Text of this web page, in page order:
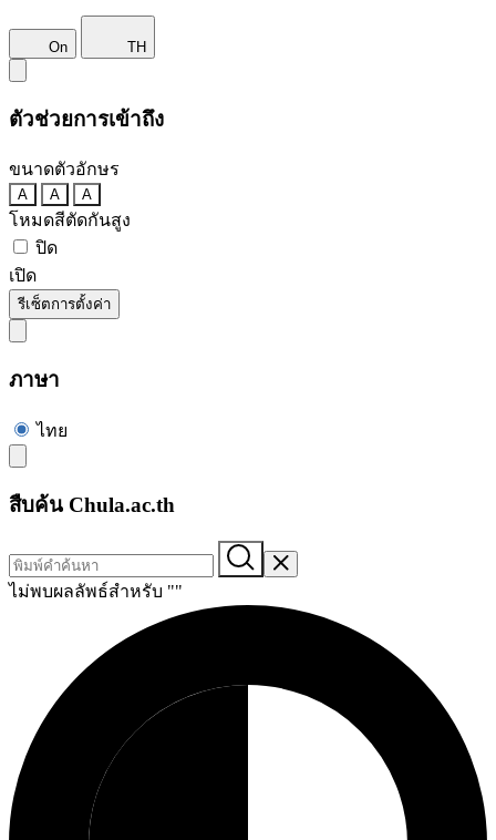
On TH
ตัวช่วยการเข้าถึง
ขนาดตัวอักษร
A A A
โหมดสีตัดกันสูง
ปิด
เปิด
รีเซ็ตการตั้งค่า
ภาษา
ไทย
สืบค้น Chula.ac.th
ไม่พบผลลัพธ์สำหรับ ""